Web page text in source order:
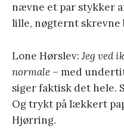
nævne et par stykker
lille, nøgternt skrevne
Lone Hørslev:Jeg ved
normale – med
siger faktisk det hele.
Og trykt på lækkert
Hjørring.